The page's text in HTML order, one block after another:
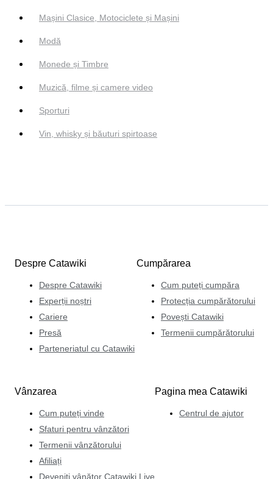
Mașini Clasice, Motociclete și Mașini
Modă
Monede și Timbre
Muzică, filme și camere video
Sporturi
Vin, whisky și băuturi spirtoase
Despre Catawiki
Despre Catawiki
Experții noștri
Cariere
Presă
Parteneriatul cu Catawiki
Cumpărarea
Cum puteți cumpăra
Protecția cumpărătorului
Povești Catawiki
Termenii cumpărătorului
Vânzarea
Cum puteți vinde
Sfaturi pentru vânzători
Termenii vânzătorului
Afiliați
Deveniți vânător Catawiki Live
Pagina mea Catawiki
Centrul de ajutor